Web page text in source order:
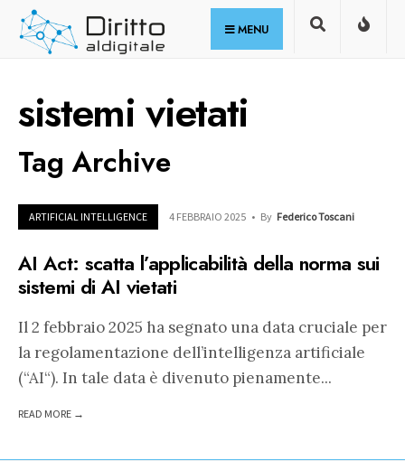
Skip
MENU
sistemi vietati
Tag Archive
ARTIFICIAL INTELLIGENCE 4 FEBBRAIO 2025 • By Federico Toscani
AI Act: scatta l’applicabilità della norma sui
sistemi di AI vietati
Il 2 febbraio 2025 ha segnato una data cruciale per
la regolamentazione dell’intelligenza artificiale
(“AI“). In tale data è divenuto pienamente...
READ MORE →